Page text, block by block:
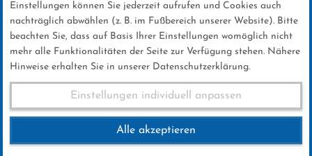
News
Club-News 27.04.2017
27 .April 2017
Einstellungen können Sie jederzeit aufrufen und Cookies auch
nachträglich abwählen (z. B. im Fußbereich unserer Website). Bitte
beachten Sie, dass auf Basis Ihrer Einstellungen womöglich nicht
mehr alle Funktionalitäten der Seite zur Verfügung stehen. Nähere
Hinweise erhalten Sie in unserer Datenschutzerklärung.
Einstellungen individuell anpassen
Alle akzeptieren